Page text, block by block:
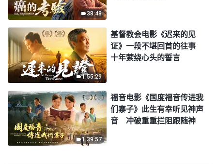
38:48
1:55:29
基督教会电影《迟来的见
证》一段不堪回首的往事
十年萦绕心头的誓言
1:39:57
福音电影《国度福音传进我
们寨子》此生有幸听见神声
音 冲破重重拦阻跟随神